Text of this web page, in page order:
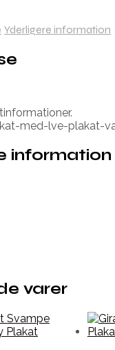
Yderligere information
med-lve-plakat-
information
varer